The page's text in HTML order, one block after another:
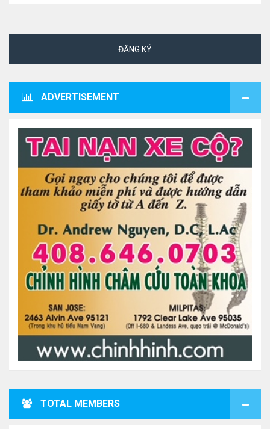
ĐĂNG KÝ
ADVERTISEMENT
TOTAL MEMBERS